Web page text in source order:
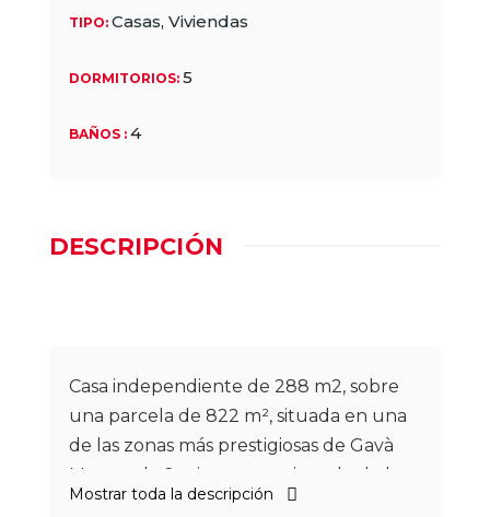
TIPO: Casas, Viviendas
DORMITORIOS: 5
BAÑOS : 4
DESCRIPCIÓN
Casa independiente de 288 m2, sobre
una parcela de 822 m², situada en una
de las zonas más prestigiosas de Gavà
Mar, a solo 2 minutos caminando de la
playa.
Mostrar toda la descripción